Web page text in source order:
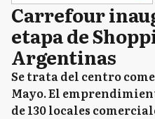
Carrefour
etapa de
Argentinas
Se trata del centro
Mayo. El
de 130 locales